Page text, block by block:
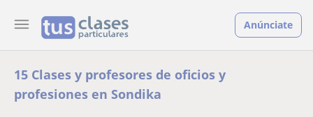
Anúnciate
15 Clases y profesores de oficios y
profesiones en Sondika